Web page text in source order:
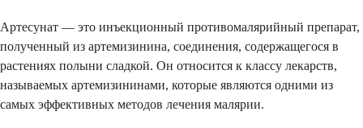
Артесунат — это инъекционный противомалярийный препарат,
полученный из артемизинина, соединения, содержащегося в
растениях полыни сладкой. Он относится к классу лекарств,
называемых артемизининами, которые являются одними из
самых эффективных методов лечения малярии.